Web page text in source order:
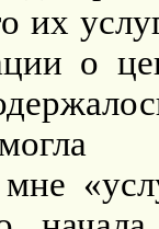
их
о
мне